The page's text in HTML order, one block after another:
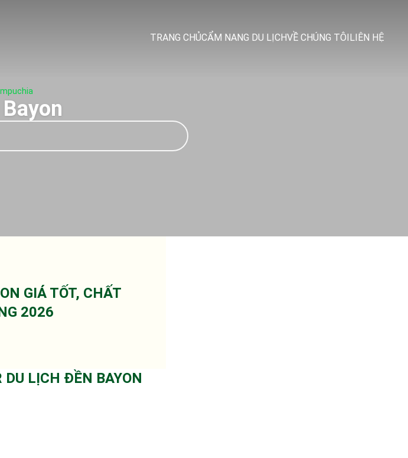
TRANG CHỦCẨM NANG DU LỊCHVỀ CHÚNG TÔILIÊN HỆ
GIÁ TỐT, CHẤT
2026
DU LỊCH ĐỀN BAYON